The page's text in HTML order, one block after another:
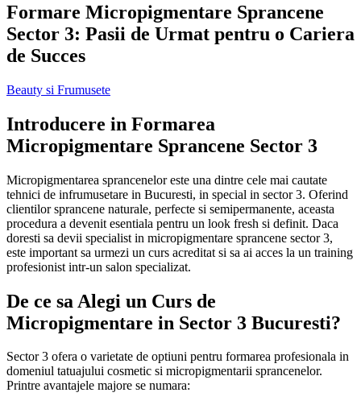
Formare Micropigmentare Sprancene
Sector 3: Pasii de Urmat pentru o Cariera
de Succes
Beauty si Frumusete
Introducere in Formarea
Micropigmentare Sprancene Sector 3
Micropigmentarea sprancenelor este una dintre cele mai cautate
tehnici de infrumusetare in Bucuresti, in special in sector 3. Oferind
clientilor sprancene naturale, perfecte si semipermanente, aceasta
procedura a devenit esentiala pentru un look fresh si definit. Daca
doresti sa devii specialist in micropigmentare sprancene sector 3,
este important sa urmezi un curs acreditat si sa ai acces la un training
profesionist intr-un salon specializat.
De ce sa Alegi un Curs de
Micropigmentare in Sector 3 Bucuresti?
Sector 3 ofera o varietate de optiuni pentru formarea profesionala in
domeniul tatuajului cosmetic si micropigmentarii sprancenelor.
Printre avantajele majore se numara: